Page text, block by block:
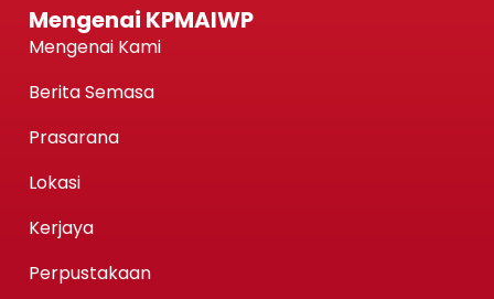
Mengenai KPMAIWP
Mengenai Kami
Berita Semasa
Prasarana
Lokasi
Kerjaya
Perpustakaan